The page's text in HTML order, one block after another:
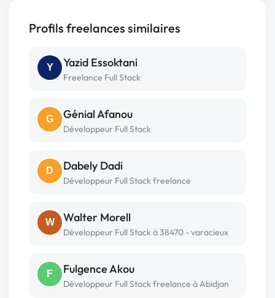
Profils freelances similaires
Y Yazid Essoktani
Freelance Full Stack
G Génial Afanou
Développeur Full Stack
D Dabely Dadi
Développeur Full Stack freelance
W Walter Morell
Développeur Full Stack à 38470 - varacieux
F Fulgence Akou
Développeur Full Stack freelance à Abidjan